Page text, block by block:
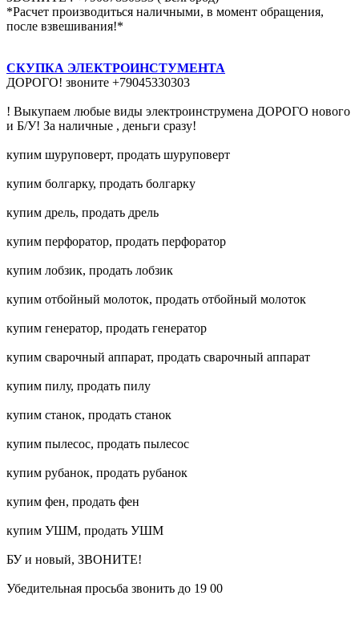
*Расчет производиться наличными, в момент обращения,
после взвешивания!*
СКУПКА ЭЛЕКТРОИНСТУМЕНТА
ДОРОГО! звоните +79045330303
! Выкупаем любые виды электроинструмена ДОРОГО нового
и Б/У! За наличные , деньги сразу!
купим шуруповерт, продать шуруповерт
купим болгарку, продать болгарку
купим дрель, продать дрель
купим перфоратор, продать перфоратор
купим лобзик, продать лобзик
купим отбойный молоток, продать отбойный молоток
купим генератор, продать генератор
купим сварочный аппарат, продать сварочный аппарат
купим пилу, продать пилу
купим станок, продать станок
купим пылесос, продать пылесос
купим рубанок, продать рубанок
купим фен, продать фен
купим УШМ, продать УШМ
БУ и новый, ЗВОНИТЕ!
Убедительная просьба звонить до 19 00